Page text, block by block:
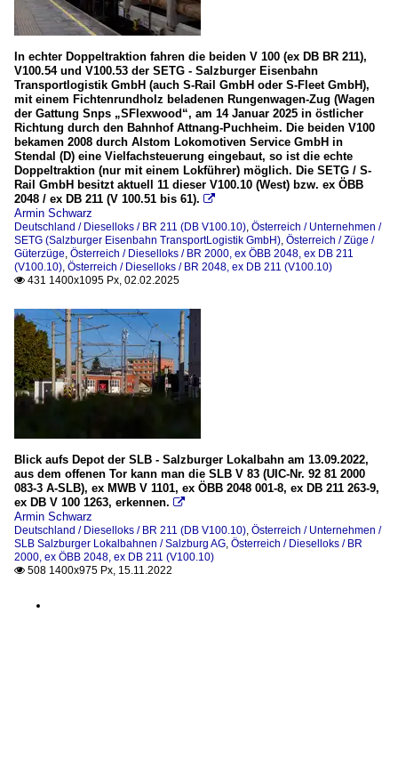
In echter Doppeltraktion fahren die beiden V 100 (ex DB BR 211),
V100.54 und V100.53 der SETG - Salzburger Eisenbahn
Transportlogistik GmbH (auch S-Rail GmbH oder S-Fleet GmbH),
mit einem Fichtenrundholz beladenen Rungenwagen-Zug (Wagen
der Gattung Snps „SFlexwood“, am 14 Januar 2025 in östlicher
Richtung durch den Bahnhof Attnang-Puchheim. Die beiden V100
bekamen 2008 durch Alstom Lokomotiven Service GmbH in
Stendal (D) eine Vielfachsteuerung eingebaut, so ist die echte
Doppeltraktion (nur mit einem Lokführer) möglich. Die SETG / S-
Rail GmbH besitzt aktuell 11 dieser V100.10 (West) bzw. ex ÖBB
2048 / ex DB 211 (V 100.51 bis 61). 
Armin Schwarz
Deutschland / Dieselloks / BR 211 (DB V100.10), Österreich / Unternehmen /
SETG (Salzburger Eisenbahn TransportLogistik GmbH), Österreich / Züge /
Güterzüge, Österreich / Dieselloks / BR 2000, ex ÖBB 2048, ex DB 211
(V100.10), Österreich / Dieselloks / BR 2048, ex DB 211 (V100.10)
 431 1400x1095 Px, 02.02.2025
Blick aufs Depot der SLB - Salzburger Lokalbahn am 13.09.2022,
aus dem offenen Tor kann man die SLB V 83 (UIC-Nr. 92 81 2000
083-3 A-SLB), ex MWB V 1101, ex ÖBB 2048 001-8, ex DB 211 263-9,
ex DB V 100 1263, erkennen. 
Armin Schwarz
Deutschland / Dieselloks / BR 211 (DB V100.10), Österreich / Unternehmen /
SLB Salzburger Lokalbahnen / Salzburg AG, Österreich / Dieselloks / BR
2000, ex ÖBB 2048, ex DB 211 (V100.10)
 508 1400x975 Px, 15.11.2022